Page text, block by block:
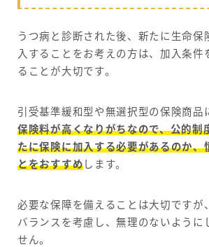
うつ病と診断された後、新たに生命保
入することをお考えの方は、加入条件
ることが大切です。
引受基準緩和型や無選択型の保険商品
保険料が高くなりがちなので、公的制
たに保険に加入する必要があるのか、
とをおすすめします。
必要な保障を備えることは大切ですが
バランスを考慮し、無理のないように
せん。